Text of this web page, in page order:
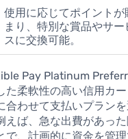
使用に応じてポイントが
まり、特別な賞品やサー
スに交換可能。
Pay Platinum
た柔軟性の高い信用カ
合わせて支払いプラン
えば、急な出費があっ
で、計画的に資金を管理